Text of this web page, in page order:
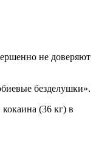
не доверяют
безделушки».
(36 кг) в